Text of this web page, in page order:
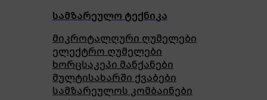
სამზარეულო ტექნიკა
მიკროტალღური ღუმელები
ელექტრო ღუმელები
ხორცსაკეპი მანქანები
მულტისახარში ქვაბები
სამზარეულოს კომბაინები